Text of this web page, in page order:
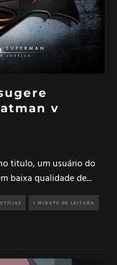
v
titulo, um usuário do
baixa qualidade de...
1 MINUTO DE LEITURA